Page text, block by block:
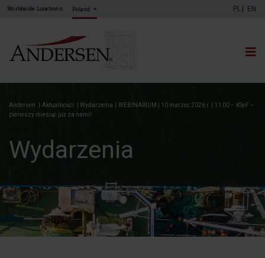
Worldwide Locations: Poland PL EN
Andersen Aktualności Wydarzenia
WEBINARIUM | 10 marzec 2026 r. | 11:00 – KSeF –
pierwszy miesiąc już za nami!
Wydarzenia